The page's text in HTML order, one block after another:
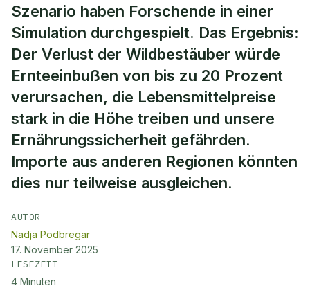
Szenario haben Forschende in einer
Simulation durchgespielt. Das Ergebnis:
Der Verlust der Wildbestäuber würde
Ernteeinbußen von bis zu 20 Prozent
verursachen, die Lebensmittelpreise
stark in die Höhe treiben und unsere
Ernährungssicherheit gefährden.
Importe aus anderen Regionen könnten
dies nur teilweise ausgleichen.
AUTOR
Nadja Podbregar
17. November 2025
LESEZEIT
4 Minuten